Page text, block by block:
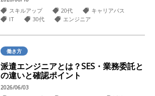
スキルアップ 20代
キャリアパス
IT
30代 エンジニア
働き方
派遣エンジニアとは？SES・業務委託と
の違いと確認ポイント
2026/06/03